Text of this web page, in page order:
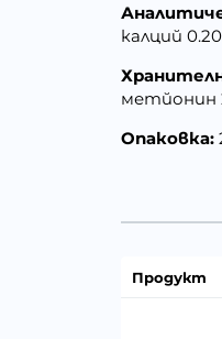
калций
метйонин
Опаковка:
Продукт